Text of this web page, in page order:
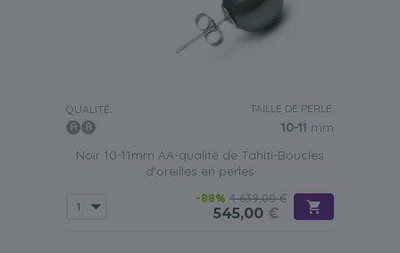
QUALITÉ: TAILLE DE PERLE:
10-11 mm
Noir 10-11mm AA-qualité de Tahiti-Boucles
d'oreilles en perles
-88% 4 639,00 €
545,00 €